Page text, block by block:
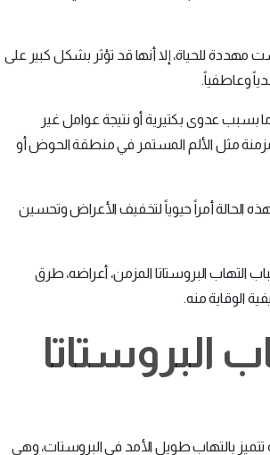
مهددة للحياة، إلا أنها قد تؤثر بشكل كبير على
وعاطفياً.
بسبب عدوى بكتيرية أو نتيجة عوامل غير
مثل الألم المستمر في منطقة الحوض أو
الحالة أمراً حيوياً لتخفيف الأعراض وتحسين
التهاب البروستاتا المزمن، أعراضه، طرق
الوقاية منه.
البروستاتا
تتميز بالتهاب طويل الأمد في البروستات، وهي